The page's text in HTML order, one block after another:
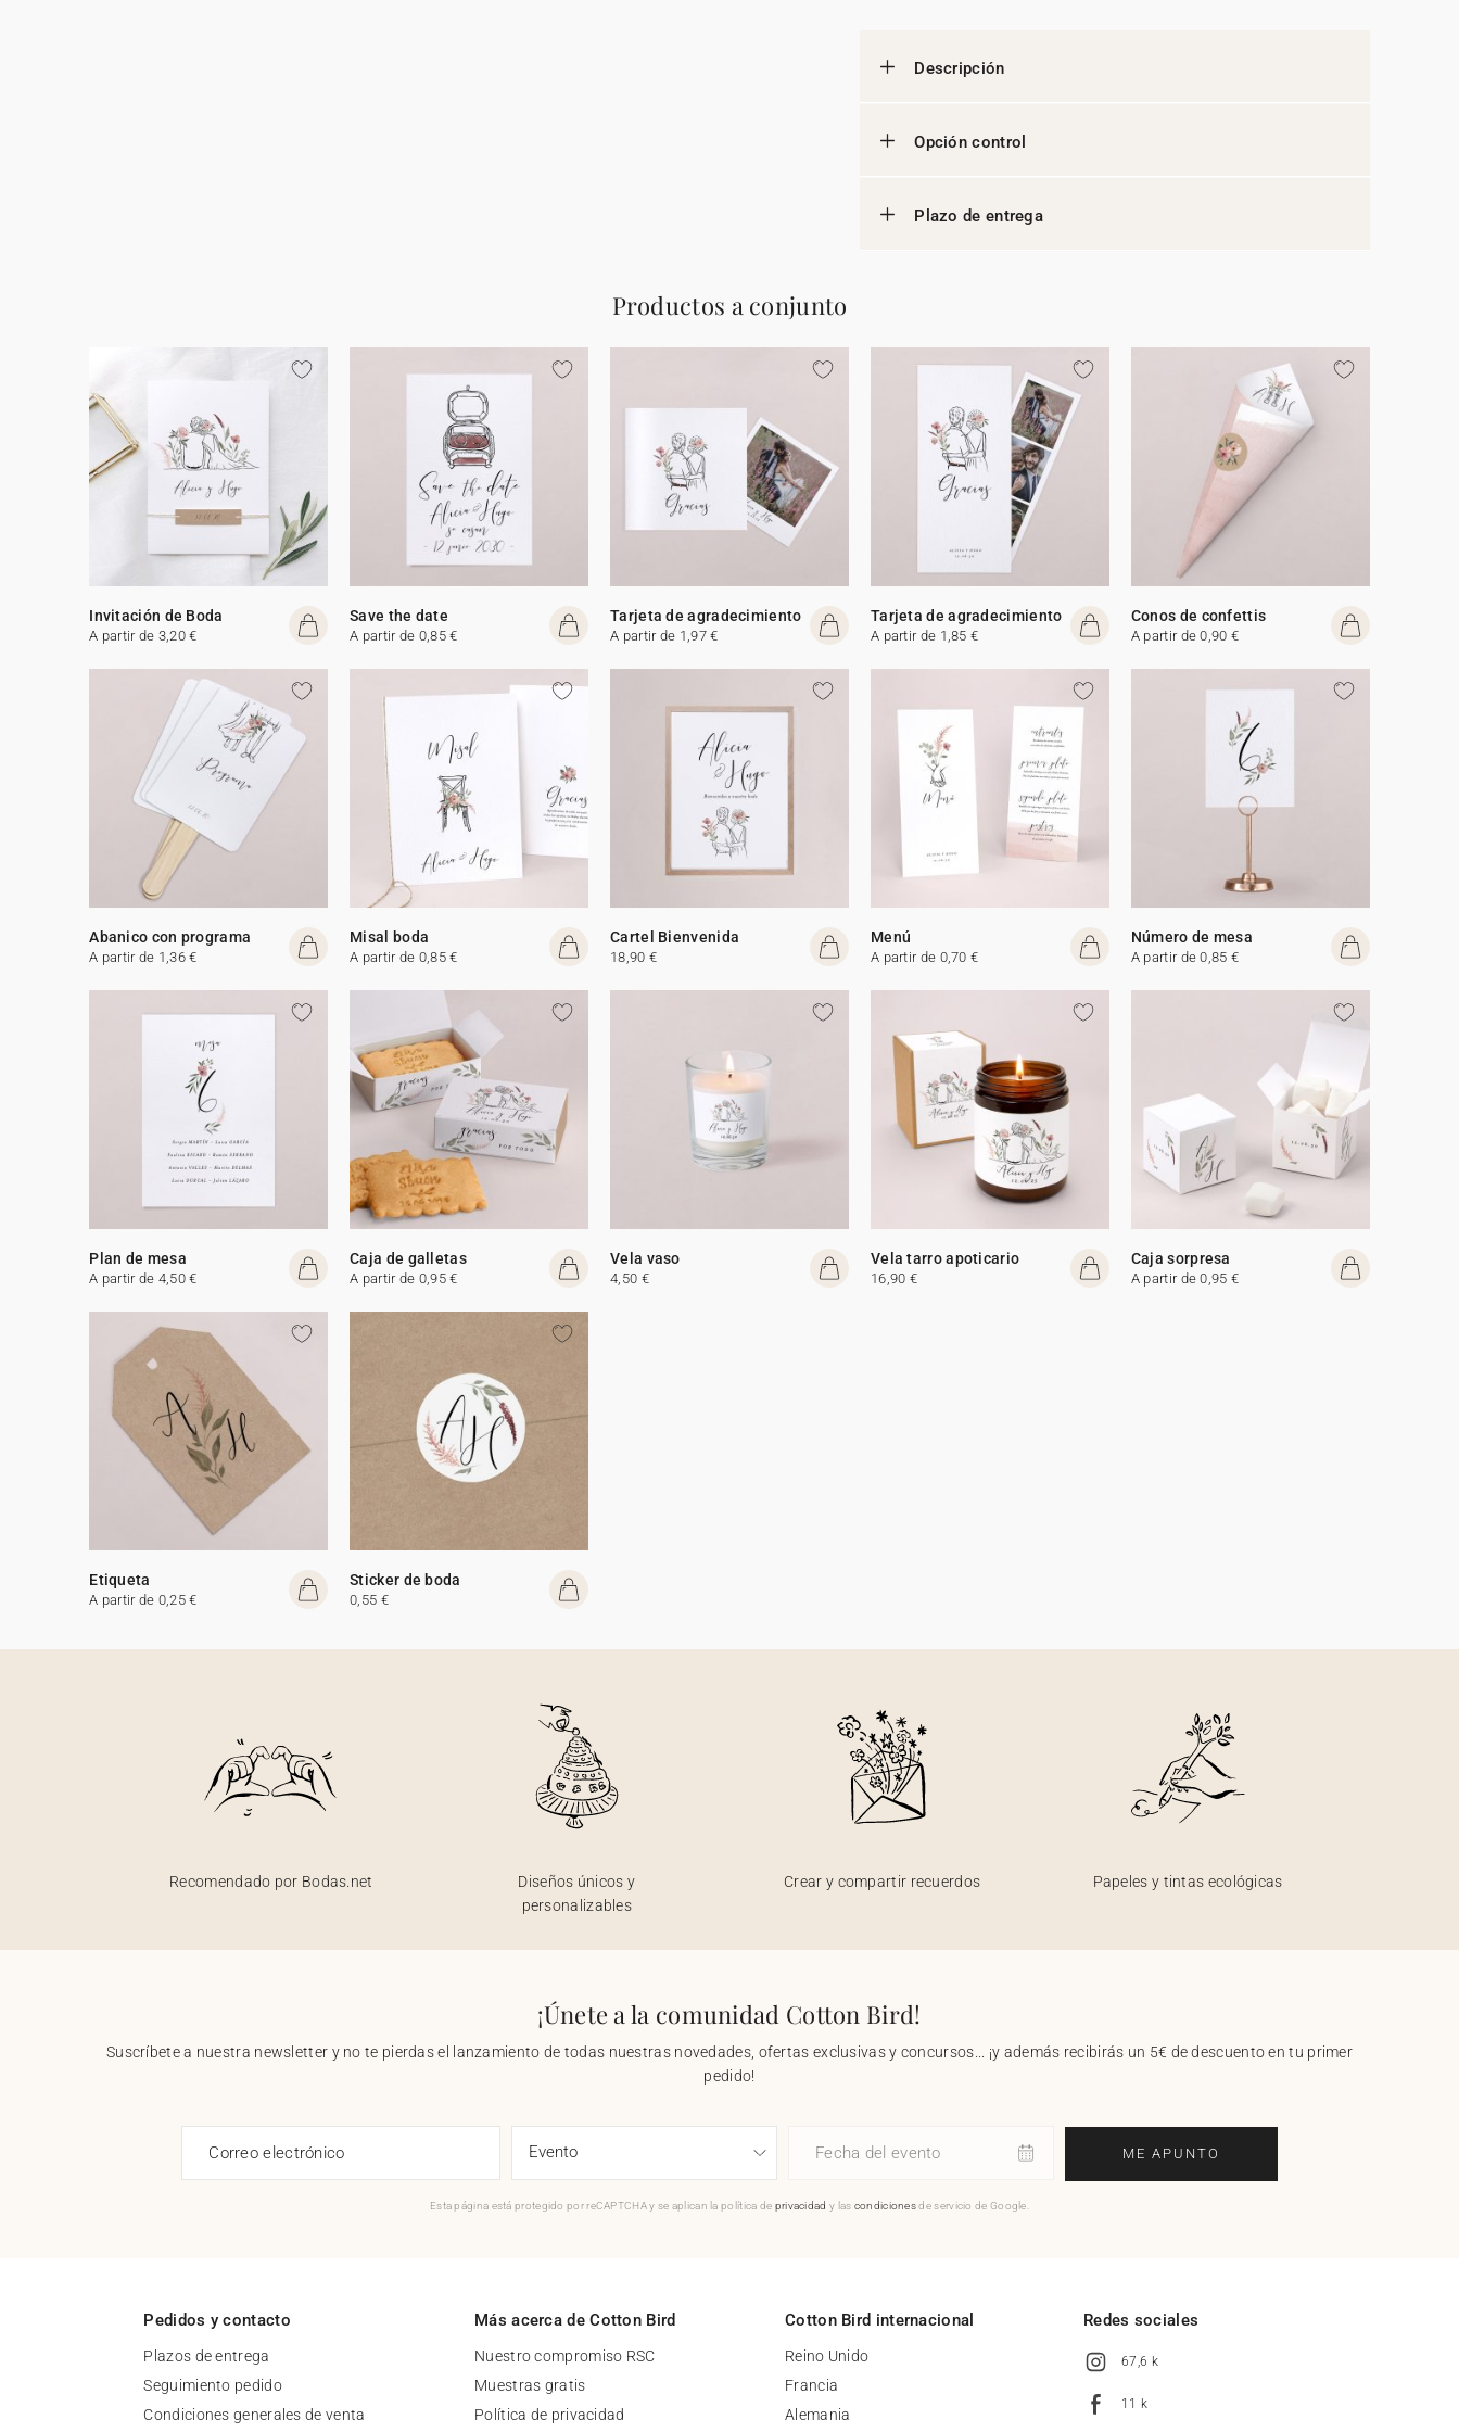
Descripción
Opción control
Plazo de entrega
Productos a conjunto
Invitación de Boda
A partir de 3,20 €
Save the date
A partir de 0,85 €
Tarjeta de agradecimiento
A partir de 1,97 €
Tarjeta de agradecimiento
A partir de 1,85 €
Conos de confettis
A partir de 0,90 €
Abanico con programa
A partir de 1,36 €
Misal boda
A partir de 0,85 €
Cartel Bienvenida
18,90 €
Menú
A partir de 0,70 €
Número de mesa
A partir de 0,85 €
Plan de mesa
A partir de 4,50 €
Caja de galletas
A partir de 0,95 €
Vela vaso
4,50 €
Vela tarro apoticario
16,90 €
Caja sorpresa
A partir de 0,95 €
Etiqueta
A partir de 0,25 €
Sticker de boda
0,55 €
Recomendado por Bodas.net
Diseños únicos y
personalizables
Crear y compartir recuerdos Papeles y tintas ecológicas
¡Únete a la comunidad Cotton Bird!
Suscríbete a nuestra newsletter y no te pierdas el lanzamiento de todas nuestras novedades, ofertas exclusivas y concursos... ¡y además recibirás un 5€ de descuento en tu primer
pedido!
Correo electrónico Fecha del evento ME APUNTO
Esta página está protegido por reCAPTCHA y se aplican la política de privacidad y las condicionesde servicio de Google.
Pedidos y contacto
Plazos de entrega
Seguimiento pedido
Condiciones generales de venta
Más acerca de Cotton Bird
Nuestro compromiso RSC
Muestras gratis
Política de privacidad
Cotton Bird internacional
Reino Unido
Francia
Alemania
Redes sociales
67,6 k
11 k